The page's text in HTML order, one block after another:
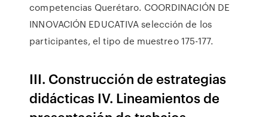
competencias Querétaro. COORDINACIÓN DE
INNOVACIÓN EDUCATIVA selección de los
participantes, el tipo de muestreo 175-177.
III. Construcción de estrategias
didácticas IV. Lineamientos de